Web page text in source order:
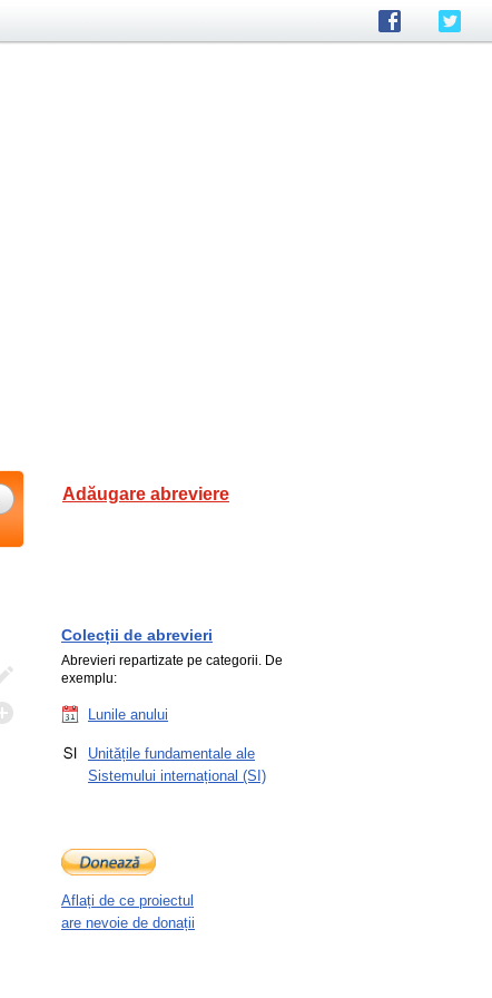
Adăugare abreviere
Colecții de abrevieri
Abrevieri repartizate pe categorii. De
exemplu:
Lunile anului
Unitățile fundamentale ale
Sistemului internațional (SI)
Aflați de ce proiectul
are nevoie de donații